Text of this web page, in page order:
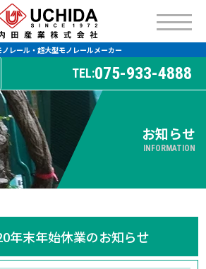
レール・超大型モノレールメーカー
TEL:075-933-4888
お知らせ
INFORMATION
年末年始休業のお知らせ